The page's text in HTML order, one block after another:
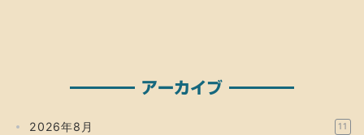
アーカイブ
2026年8月 11